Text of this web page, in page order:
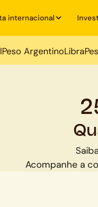
internacional
Peso ArgentinoLibra
Acompanhe a